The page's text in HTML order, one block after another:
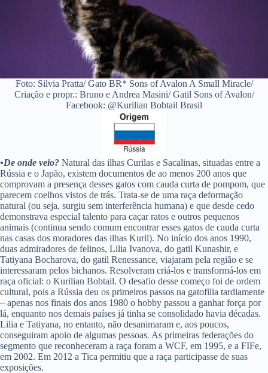
Foto: Silvia Pratta/ Gato BR* Sons of Avalon A Small Miracle/
Criação e propr.: Bruno e Andrea Masini/ Gatil Sons of Avalon/
Facebook: @Kurilian Bobtail Brasil
•De onde veio? Natural das ilhas Curilas e Sacalinas, situadas entre a
Rússia e o Japão, existem documentos de ao menos 200 anos que
comprovam a presença desses gatos com cauda curta de pompom, que
parecem coelhos vistos de trás. Trata-se de uma raça deformação
natural (ou seja, surgiu sem interferência humana) e que desde cedo
demonstrava especial talento para caçar ratos e outros pequenos
animais (continua sendo comum encontrar esses gatos de cauda curta
nas casas dos moradores das ilhas Kuril). No início dos anos 1990,
duas admiradores de felinos, Lilia Ivanova, do gatil Kunashir, e
Tatiyana Bocharova, do gatil Renessance, viajaram pela região e se
interessaram pelos bichanos. Resolveram criá-los e transformá-los em
raça oficial: o Kurilian Bobtail. O desafio desse começo foi de ordem
cultural, pois a Rússia deu os primeiros passos na gatofilia tardiamente
– apenas nos finais dos anos 1980 o hobby passou a ganhar força por
lá, enquanto nos demais países já tinha se consolidado havia décadas.
Lilia e Tatiyana, no entanto, não desanimaram e, aos poucos,
conseguiram apoio de algumas pessoas. As primeiras federações do
segmento que reconheceram a raça foram a WCF, em 1995, e a FIFe,
em 2002. Em 2012 a Tica permitiu que a raça participasse de suas
exposições.